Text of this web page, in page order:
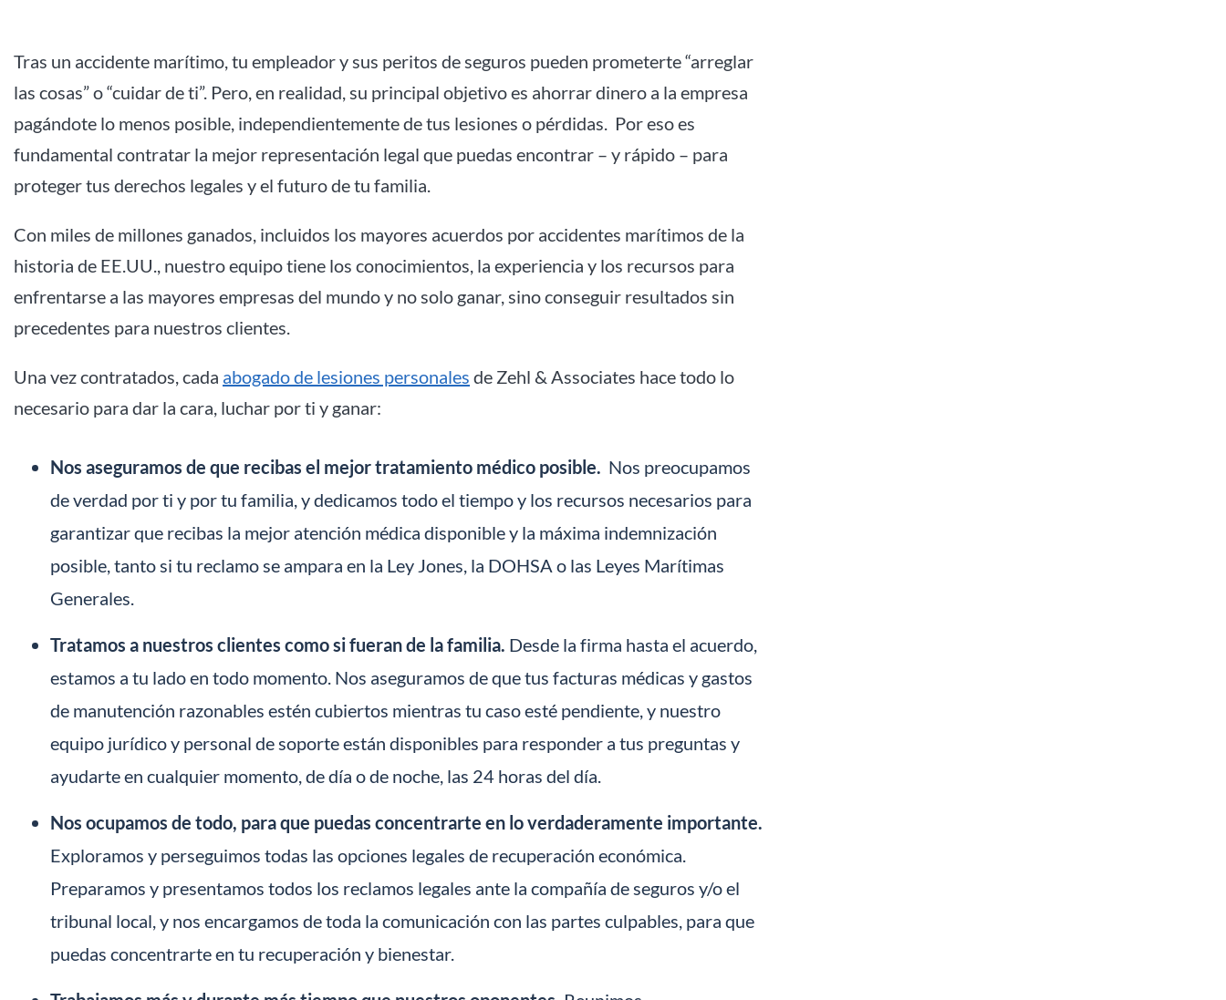
Tras un accidente marítimo, tu empleador y sus peritos de seguros pueden prometerte “arreglar
las cosas” o “cuidar de ti”. Pero, en realidad, su principal objetivo es ahorrar dinero a la empresa
pagándote lo menos posible, independientemente de tus lesiones o pérdidas. Por eso es
fundamental contratar la mejor representación legal que puedas encontrar – y rápido – para
proteger tus derechos legales y el futuro de tu familia.
Con miles de millones ganados, incluidos los mayores acuerdos por accidentes marítimos de la
historia de EE.UU., nuestro equipo tiene los conocimientos, la experiencia y los recursos para
enfrentarse a las mayores empresas del mundo y no solo ganar, sino conseguir resultados sin
precedentes para nuestros clientes.
Una vez contratados, cada abogado de lesiones personales de Zehl & Associates hace todo lo
necesario para dar la cara, luchar por ti y ganar:
Nos aseguramos de que recibas el mejor tratamiento médico posible. Nos preocupamos
de verdad por ti y por tu familia, y dedicamos todo el tiempo y los recursos necesarios para
garantizar que recibas la mejor atención médica disponible y la máxima indemnización
posible, tanto si tu reclamo se ampara en la Ley Jones, la DOHSA o las Leyes Marítimas
Generales.
Tratamos a nuestros clientes como si fueran de la familia. Desde la firma hasta el acuerdo,
estamos a tu lado en todo momento. Nos aseguramos de que tus facturas médicas y gastos
de manutención razonables estén cubiertos mientras tu caso esté pendiente, y nuestro
equipo jurídico y personal de soporte están disponibles para responder a tus preguntas y
ayudarte en cualquier momento, de día o de noche, las 24 horas del día.
Nos ocupamos de todo, para que puedas concentrarte en lo verdaderamente importante.
Exploramos y perseguimos todas las opciones legales de recuperación económica.
Preparamos y presentamos todos los reclamos legales ante la compañía de seguros y/o el
tribunal local, y nos encargamos de toda la comunicación con las partes culpables, para que
puedas concentrarte en tu recuperación y bienestar.